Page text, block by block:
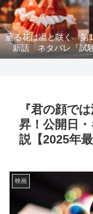
薫る花は凛と咲く
新話 ネタバレ『試
『君の顔で
昇！公開日
説【2025年最
映画